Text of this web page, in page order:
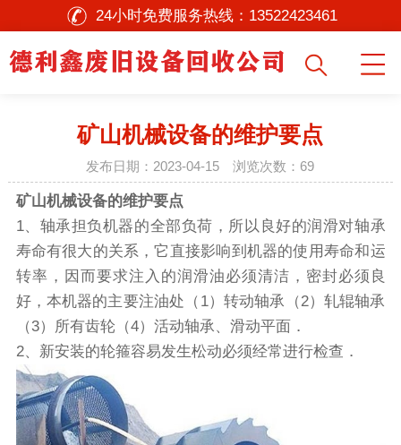
24小时免费服务热线： 13522423461
矿山机械设备的维护要点
发布日期：2023-04-15 浏览次数： 69
矿山机械设备的维护要点
1、轴承担负机器的全部负荷，所以良好的润滑对轴承
寿命有很大的关系，它直接影响到机器的使用寿命和运
转率，因而要求注入的润滑油必须清洁，密封必须良
好，本机器的主要注油处（1）转动轴承（2）轧辊轴承
（3）所有齿轮（4）活动轴承、滑动平面．
2、新安装的轮箍容易发生松动必须经常进行检查．